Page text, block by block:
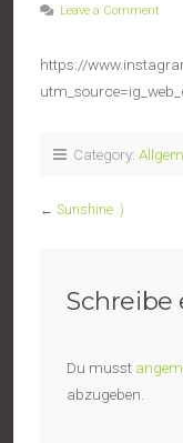
Leave a Comment
https://
Category:
← Sunshine :)
Du musst
abzugeben.